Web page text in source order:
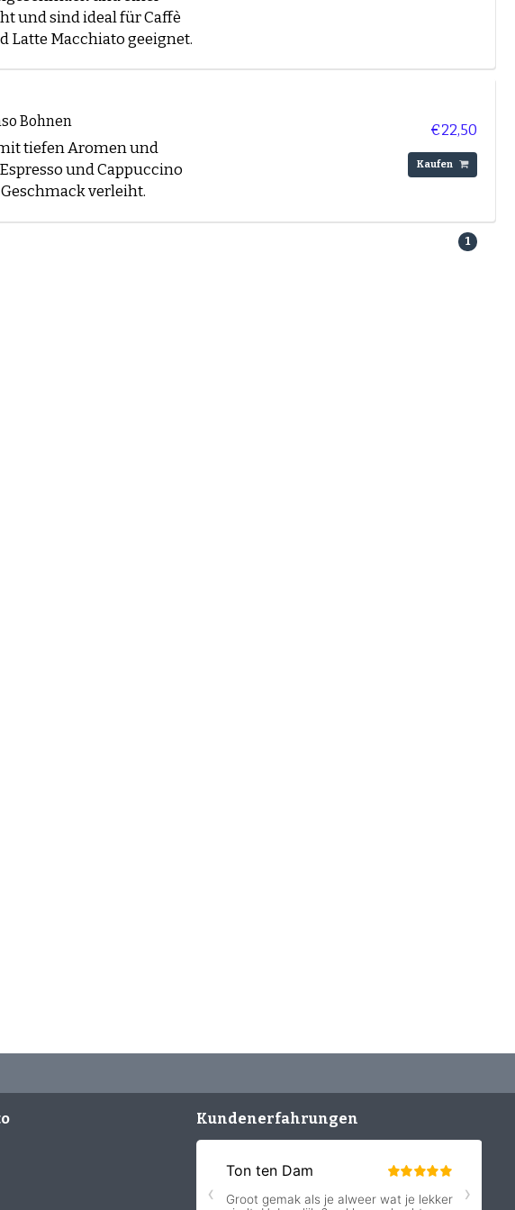
fruchtigen Noten sind ideal für
die drei
und sind ideal für Caffè
Latte Macchiato geeignet.
Bohnen
tiefen Aromen und
und Cappuccino
verleiht.
€22,50
Kaufen
1
Kundenerfahrungen